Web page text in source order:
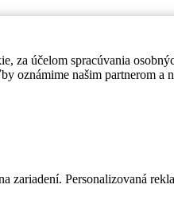
za účelom spracúvania
oznámime našim partnerom a
Personalizovaná